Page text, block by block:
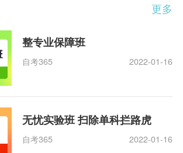
更多
整专业保障班
自考365 2022-01-16
无忧实验班 扫除单科拦路虎
自考365 2022-01-16